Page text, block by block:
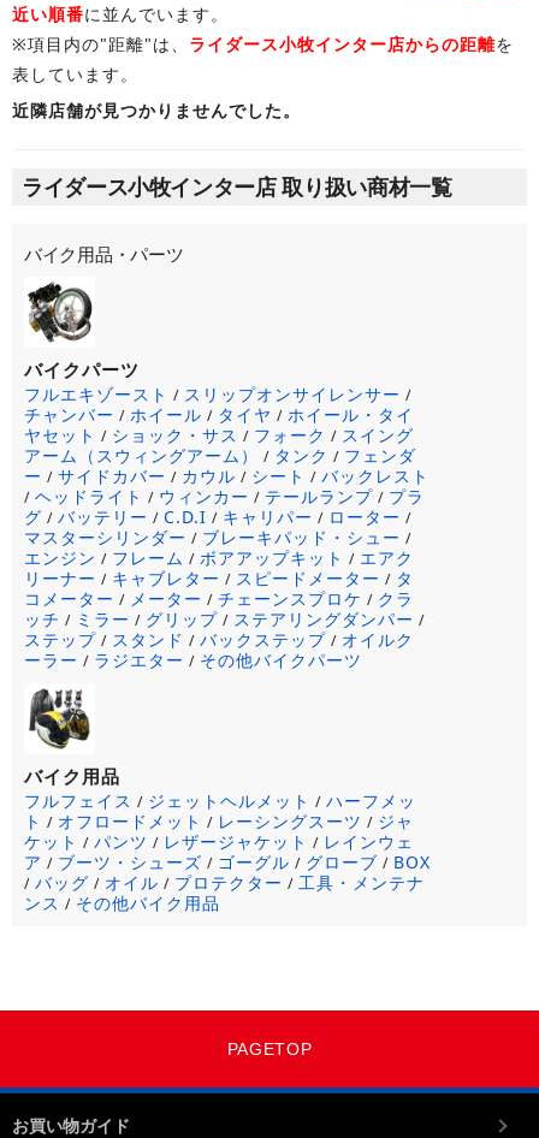
近い順番に並んでいます。
※項目内の"距離"は、 ライダース小牧インター店からの距離を
表しています。
近隣店舗が見つかりませんでした。
ライダース小牧インター店 取り扱い商材一覧
バイク用品・パーツ
バイクパーツ
フルエキゾースト / スリップオンサイレンサー /
チャンバー / ホイール / タイヤ / ホイール・タイ
ヤセット / ショック・サス / フォーク / スイング
アーム（スウィングアーム）
/ タンク / フェンダ
ー / サイドカバー / カウル / シート / バックレスト
/ ヘッドライト / ウィンカー / テールランプ / プラ
グ / バッテリー / C.D.I / キャリパー / ローター /
マスターシリンダー / ブレーキパッド・シュー /
エンジン / フレーム / ボアアップキット / エアク
リーナー / キャブレター / スピードメーター / タ
コメーター / メーター / チェーンスプロケ / クラ
ッチ / ミラー / グリップ / ステアリングダンパー /
ステップ / スタンド / バックステップ / オイルク
ーラー / ラジエター / その他バイクパーツ
バイク用品
フルフェイス / ジェットヘルメット / ハーフメッ
ト / オフロードメット / レーシングスーツ / ジャ
ケット / パンツ / レザージャケット / レインウェ
ア / ブーツ・シューズ / ゴーグル / グローブ / BOX
/ バッグ / オイル / プロテクター / 工具・メンテナ
ンス / その他バイク用品
PAGETOP
お買い物ガイド